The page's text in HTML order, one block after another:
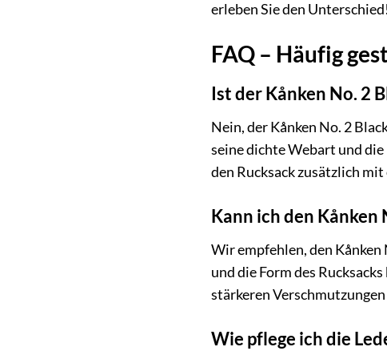
erleben Sie den Unterschied!
FAQ – Häufig
Ist der Kånken No. 2
Nein, der Kånken No. 2
seine dichte Webart und
den Rucksack zusätzlich
Kann ich den Kånken
Wir empfehlen, den Kånken
und die Form des
stärkeren
Wie pflege ich die